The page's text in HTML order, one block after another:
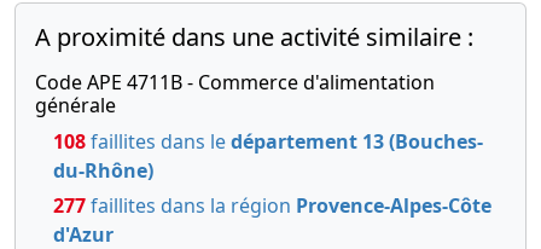
A proximité dans une activité similaire :
Code APE 4711B - Commerce d'alimentation
générale
108faillites dans ledépartement 13 (Bouches-
du-Rhône)
277faillites dans la région Provence-Alpes-Côte
d'Azur